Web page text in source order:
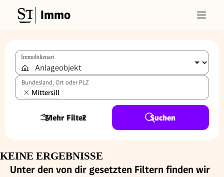
Immo
Immobilienart
Bundesland, Ort oder PLZ
Mittersill
Mehr Filter
2 Suchen
KEINE ERGEBNISSE
Unter den von dir gesetzten Filtern finden wir